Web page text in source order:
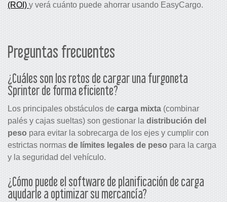
(ROI) y verá cuánto puede ahorrar usando EasyCargo.
Preguntas frecuentes
¿Cuáles son los retos de cargar una furgoneta
Sprinter de forma eficiente?
Los principales obstáculos de carga mixta (combinar
palés y cajas sueltas) son gestionar la distribución del
peso para evitar la sobrecarga de los ejes y cumplir con
estrictas normas de límites legales de peso para la carga
y la seguridad del vehículo.
¿Cómo puede el software de planificación de carga
ayudarle a optimizar su mercancía?